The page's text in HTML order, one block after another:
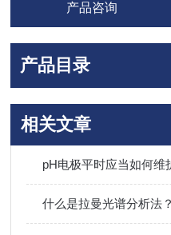
产品咨询
产品目录
相关文章
pH电极平时应当如何维
什么是拉曼光谱分析法？